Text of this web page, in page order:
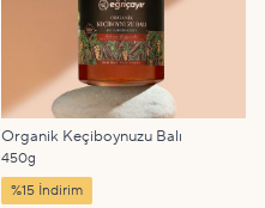
Organik Keçiboynuzu Balı
450g
%15 İndirim